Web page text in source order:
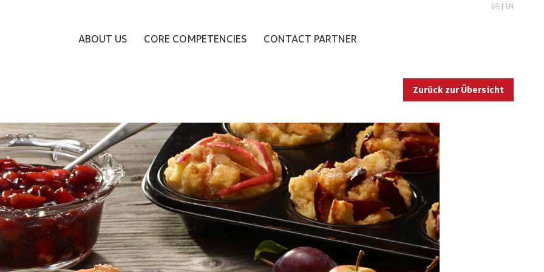
DE | EN
ABOUT US CORE COMPETENCIES CONTACT PARTNER
Zurück zur Übersicht